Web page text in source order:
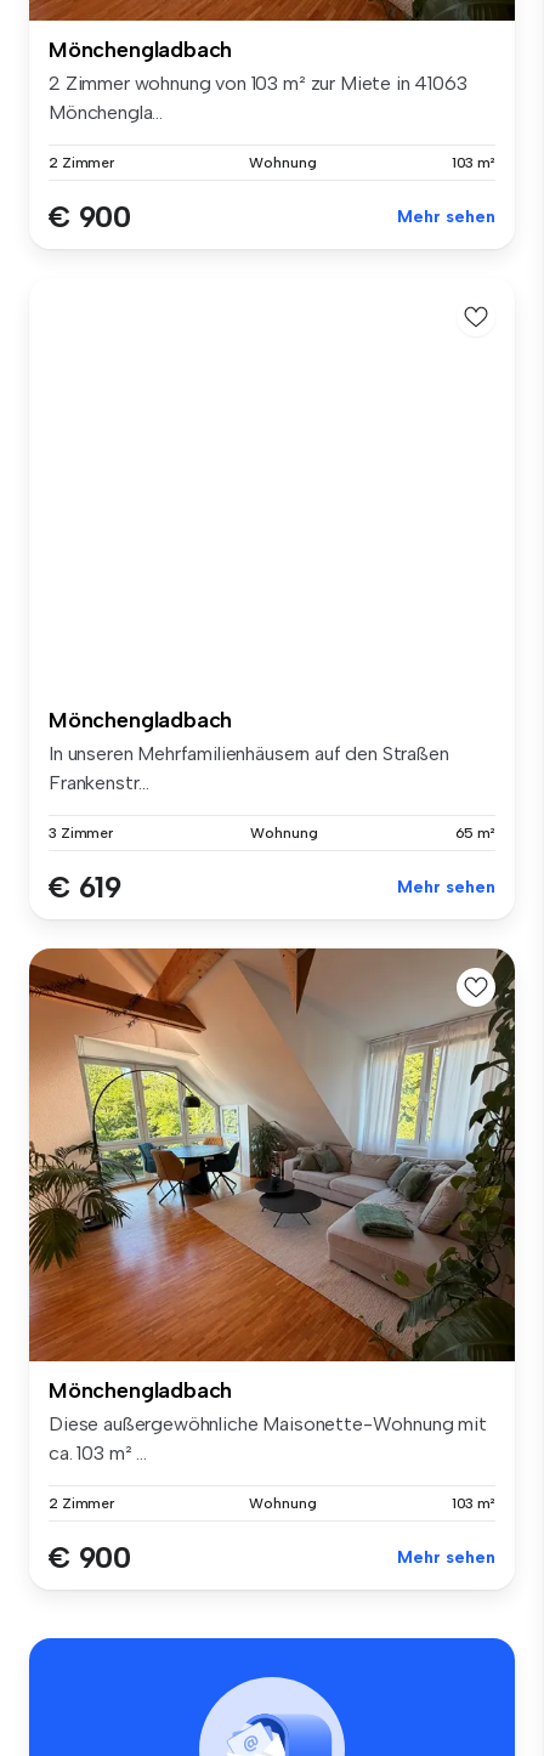
Mönchengladbach
2 Zimmer wohnung von 103 m² zur Miete in 41063
Mönchengla...
2 Zimmer Wohnung 103 m²
€ 900 Mehr sehen
Mönchengladbach
In unseren Mehrfamilienhäusern auf den Straßen
Frankenstr...
3 Zimmer Wohnung 65 m²
€ 619 Mehr sehen
Mönchengladbach
Diese außergewöhnliche Maisonette-Wohnung mit
ca. 103 m² ...
2 Zimmer Wohnung 103 m²
€ 900 Mehr sehen